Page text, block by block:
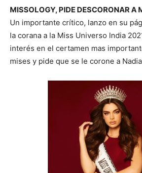
MISSOLOGY, PIDE DESCORONAR A
Un importante crítico, lanzo en su
la corana a la Miss Universo India
interés en el certamen mas
mises y pide que se le corone a